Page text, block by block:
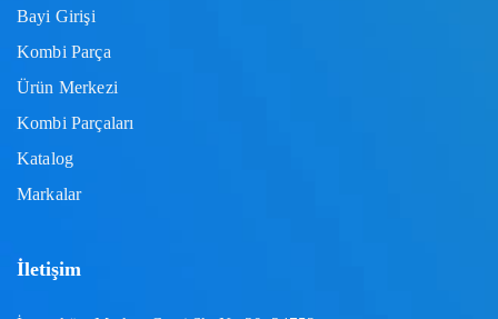
Bayi Girişi
Kombi Parça
Ürün Merkezi
Kombi Parçaları
Katalog
Markalar
İletişim